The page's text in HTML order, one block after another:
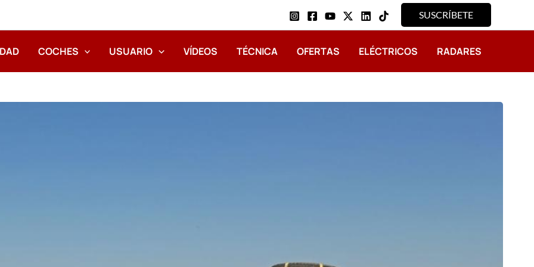
SUSCRÍBETE
COCHES USUARIO VÍDEOS TÉCNICA OFERTAS ELÉCTRICOS RADARES